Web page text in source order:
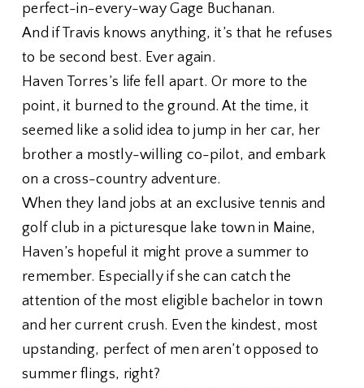
perfect-in-every-way Gage Buchanan.
And if Travis knows anything, it’s that he refuses
to be second best. Ever again.
Haven Torres’s life fell apart. Or more to the
point, it burned to the ground. At the time, it
seemed like a solid idea to jump in her car, her
brother a mostly-willing co-pilot, and embark
on a cross-country adventure.
When they land jobs at an exclusive tennis and
golf club in a picturesque lake town in Maine,
Haven’s hopeful it might prove a summer to
remember. Especially if she can catch the
attention of the most eligible bachelor in town
and her current crush. Even the kindest, most
upstanding, perfect of men aren’t opposed to
summer flings, right?